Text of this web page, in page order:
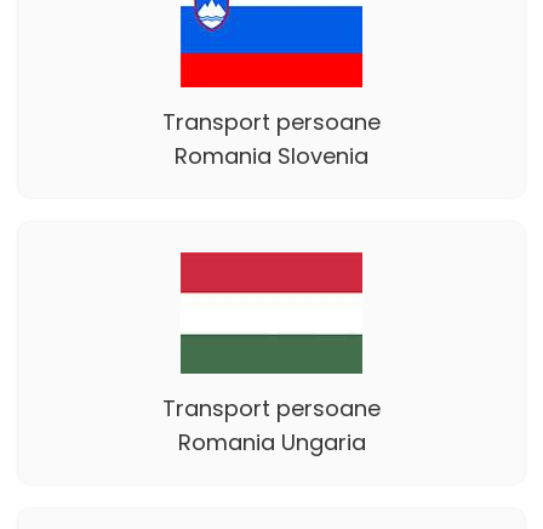
Transport persoane
Romania Slovenia
Transport persoane
Romania Ungaria